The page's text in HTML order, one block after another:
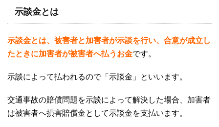
示談金とは
示談金とは、被害者と加害者が示談を行い、合意が成立し
たときに加害者が被害者へ払うお金です。
示談によって払われるので「示談金」といいます。
交通事故の賠償問題を示談によって解決した場合、加害者
は被害者へ損害賠償金として示談金を支払います。